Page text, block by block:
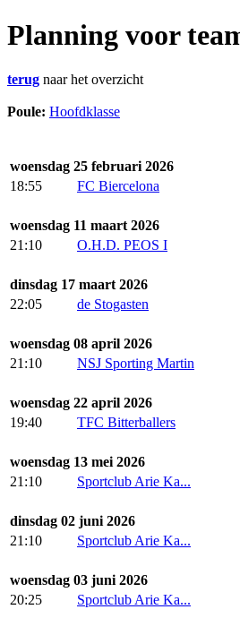
Planning voor
terug naar het overzicht
Poule: Hoofdklasse
woensdag 25 februari 2026
18:55
FC Biercelona
woensdag 11 maart 2026
21:10
O.H.D. PEOS I
dinsdag 17 maart 2026
22:05
de Stogasten
woensdag 08 april 2026
21:10
NSJ Sporting Martin
woensdag 22 april 2026
19:40
TFC Bitterballers
woensdag 13 mei 2026
21:10
Sportclub Arie Ka...
dinsdag 02 juni 2026
21:10
Sportclub Arie Ka...
woensdag 03 juni 2026
20:25
Sportclub Arie Ka...